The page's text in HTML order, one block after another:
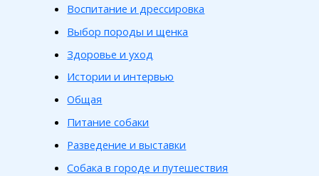
Воспитание и дрессировка
Выбор породы и щенка
Здоровье и уход
Истории и интервью
Общая
Питание собаки
Разведение и выставки
Собака в городе и путешествия